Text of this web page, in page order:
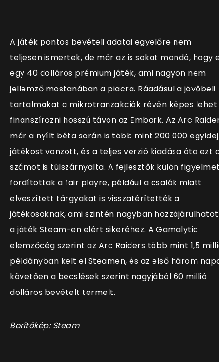
A játék pontos bevételi adatai egyelőre nem
teljesen ismertek, de már az is sokat mondó, hogy
egy 40 dolláros prémium játék, ami nagyon nem
jellemző mostanában a piacra. Ráadásul a jövőbeli
tartalmakat a mikrotranzakciók révén képes lehet
finanszírozni hosszú távon az Embark. Az Arc
már a nyílt béta során is több mint 200 000
játékost vonzott, és a teljes verzió kiadása óta ezt
számot is túlszárnyalta. A fejlesztők külön
fordítottak a fair playre, például a csalók miatt
elveszített tárgyakat is visszatérítették a
játékosoknak, ami szintén nagyban
a játék Steam-en elért sikeréhez. A Gamalytic
elemzőcég szerint az Arc Raiders több mint 1,5
példányban kelt el Steamen, és az első három
követően a becslések szerint nagyjából 60 millió
dolláros bevételt termelt.
Borítókép: Steam